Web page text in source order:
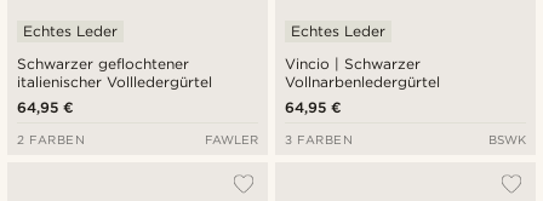
Schwarzer geflochtener
italienischer Vollledergürtel
Echtes Leder
64,95 €
2 FARBEN FAWLER
Vincio | Schwarzer
Vollnarbenledergürtel
Echtes Leder
64,95 €
3 FARBEN BSWK